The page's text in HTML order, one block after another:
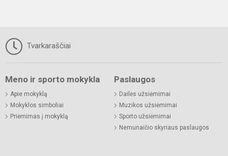
Tvarkaraščiai
Meno ir sporto mokykla
Apie mokyklą
Mokyklos simboliai
Priėmimas į mokyklą
Paslaugos
Dailės užsiėmimai
Muzikos užsiėmimai
Sporto užsiėmimai
Nemunaičio skyriaus paslaugos